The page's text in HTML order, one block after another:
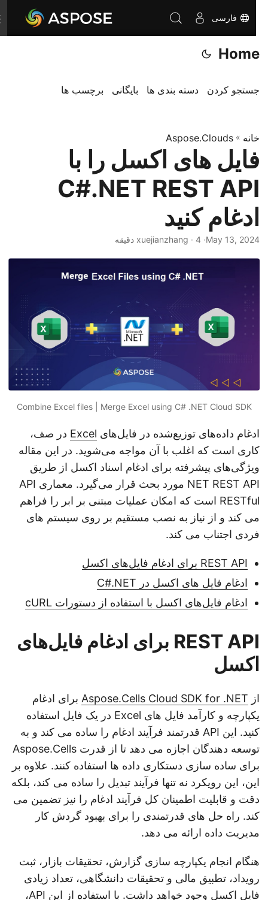
فارسی
Home
جستجو کردن دسته بندی ها بایگانی برچسب ها
خانه»
Aspose.Clouds
فایل های اکسل را با
C#.NET REST API
ادغام کنید
May 13, 2024· xuejianzhang · 4 دقیقه
Combine Excel files | Merge Excel using C# .NET Cloud SDK
ادغام داده‌های توزیع‌شده در فایل‌هایExcelدر صف،
کاری است که اغلب با آن مواجه می‌شوید. در این مقاله
ویژگی‌های پیشرفته برای ادغام اسناد اکسل از طریق
NET REST API مورد بحث قرار می‌گیرد. معماری API
RESTful است که امکان عملیات مبتنی بر ابر را فراهم
می کند و از نیاز به نصب مستقیم بر روی سیستم های
فردی اجتناب می کند.
REST API برای ادغام فایل‌های اکسل
ادغام فایل های اکسل در C#.NET
ادغام فایل‌های اکسل با استفاده از دستورات cURL
REST API برای ادغام فایل‌های
اکسل
از Aspose.Cells Cloud SDK for .NETبرای ادغام
یکپارچه و کارآمد فایل های Excel در یک فایل استفاده
کنید. این API قدرتمند فرآیند ادغام را ساده می کند و به
توسعه دهندگان اجازه می دهد تا از قدرت Aspose.Cells
برای ساده سازی دستکاری داده ها استفاده کنند. علاوه بر
این، این رویکرد نه تنها فرآیند تبدیل را ساده می کند، بلکه
دقت و قابلیت اطمینان کل فرآیند ادغام را نیز تضمین می
کند. راه حل های قدرتمندی را برای بهبود گردش کار
مدیریت داده ارائه می دهد.
هنگام انجام یکپارچه سازی گزارش، تحقیقات بازار، ثبت
رویداد، تطبیق مالی و تحقیقات دانشگاهی، تعداد زیادی
فایل اکسل وجود خواهد داشت. با استفاده از این API،